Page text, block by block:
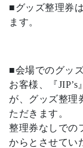
■グッズ整理券
ます。
■会場でのグッ
お客様、『
が、グッズ整理
ただきます。
整理券なしでの
からとさせてい